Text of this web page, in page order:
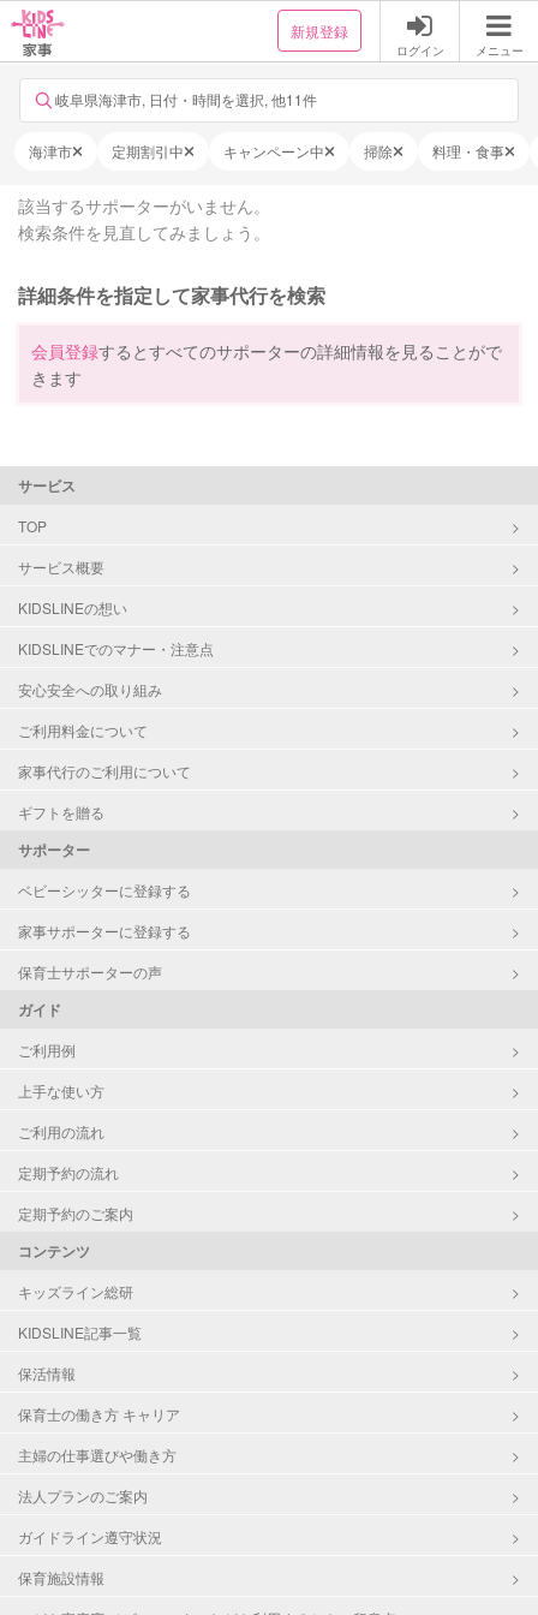
新規登録
ログイン メニュー
岐阜県海津市, 日付・時間を選択, 他11件
海津市 定期割引中 キャンペーン中 掃除 料理・食事
該当するサポーターがいません。
検索条件を見直してみましょう。
詳細条件を指定して家事代行を検索
会員登録するとすべてのサポーターの詳細情報を見ることがで
きます
サービス
TOP
サービス概要
KIDSLINEの想い
KIDSLINEでのマナー・注意点
安心安全への取り組み
ご利用料金について
家事代行のご利用について
ギフトを贈る
サポーター
ベビーシッターに登録する
家事サポーターに登録する
保育士サポーターの声
ガイド
ご利用例
上手な使い方
ご利用の流れ
定期予約の流れ
定期予約のご案内
コンテンツ
キッズライン総研
KIDSLINE記事一覧
保活情報
保育士の働き方 キャリア
主婦の仕事選びや働き方
法人プランのご案内
ガイドライン遵守状況
保育施設情報